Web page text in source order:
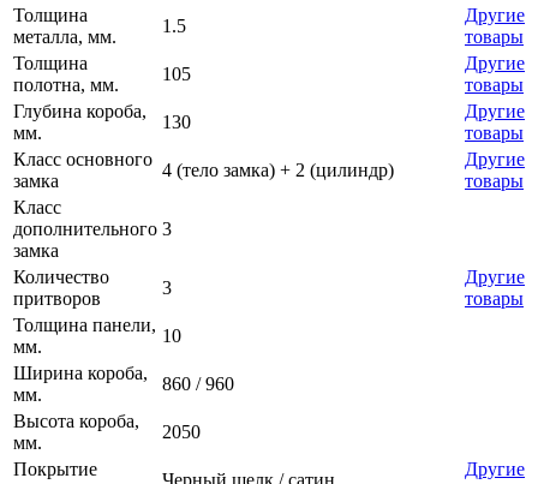
Толщина
металла, мм.
1.5
Другие
товары
Толщина
полотна, мм.
105
Другие
товары
Глубина короба,
мм.
130
Другие
товары
Класс основного
замка
4 (тело замка) + 2 (цилиндр)
Другие
товары
Класс
дополнительного
замка
3
Количество
притворов
3
Другие
товары
Толщина панели,
мм.
10
Ширина короба,
мм.
860 / 960
Высота короба,
мм.
2050
Покрытие
Черный шелк / сатин
Другие